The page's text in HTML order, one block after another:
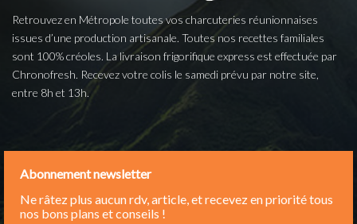
Retrouvez en Métropole toutes vos charcuteries réunionnaises
issues d’une production artisanale. Toutes nos recettes familiales
sont 100% créoles. La livraison frigorifique express est effectuée par
Chronofresh. Recevez votre colis le samedi prévu par notre site,
entre 8h et 13h.
Abonnement newsletter
Ne râtez plus aucun rdv, article, et recevez en priorité tous
nos bons plans et conseils !